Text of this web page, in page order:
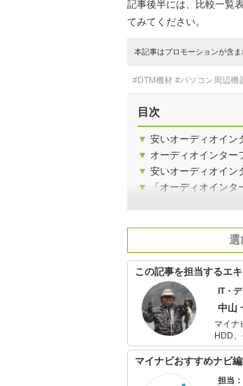
記事後半には、比較一覧
てみてください。
本記事はプロモーションが含
#DTM機材 #パソコン周辺機
目次
▼ 安いオーディオイン
▼ オーディオインター
▼ 安いオーディオイン
▼
「オーディオイン
選
この記事を担当するエ
IT・
中山
マイナ
HDD
ルで執筆実績あり。 多くのIT・デ
味の釣
マイナビおすすめナビ
担当